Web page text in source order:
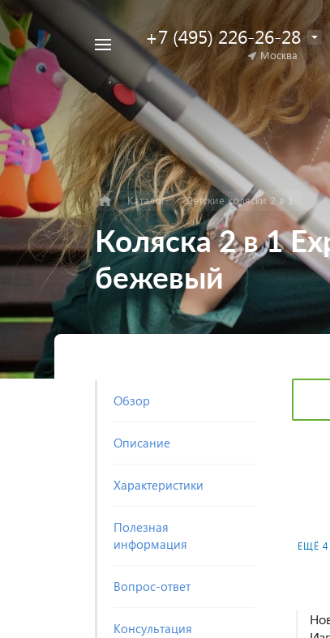
в каталоге
Найти
Например,
коляска
+7 (495) 226-26-28
Москва
Каталог Детские коляски 2 в 1
Коляска 2 в 1
бежевый
Обзор
Описание
Характеристики
Полезная
информация
Вопрос-ответ
Консультация
ЕЩЁ 4